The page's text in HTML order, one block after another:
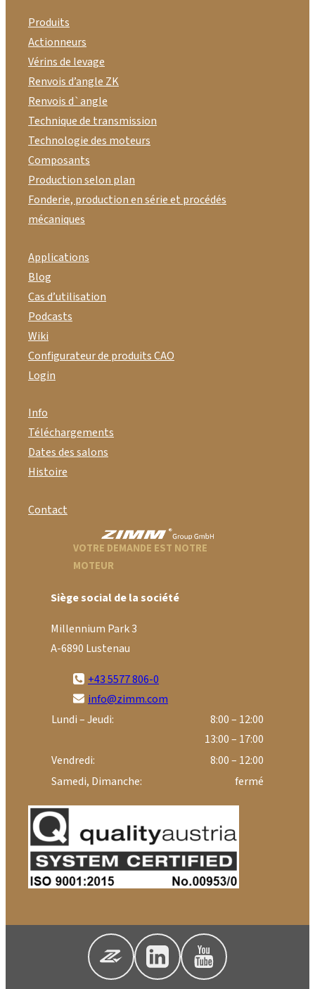
Produits
Actionneurs
Vérins de levage
Renvois d’angle ZK
Renvois d`angle
Technique de transmission
Technologie des moteurs
Composants
Production selon plan
Fonderie, production en série et procédés
mécaniques
Applications
Blog
Cas d’utilisation
Podcasts
Wiki
Configurateur de produits CAO
Login
Info
Téléchargements
Dates des salons
Histoire
Contact
VOTRE DEMANDE EST NOTRE
MOTEUR
Siège social de la société
Millennium Park 3
A-6890 Lustenau
+43 5577 806-0
info@zimm.com
Lundi – Jeudi:
8:00 – 12:00
13:00 – 17:00
Vendredi:
8:00 – 12:00
Samedi, Dimanche:
fermé